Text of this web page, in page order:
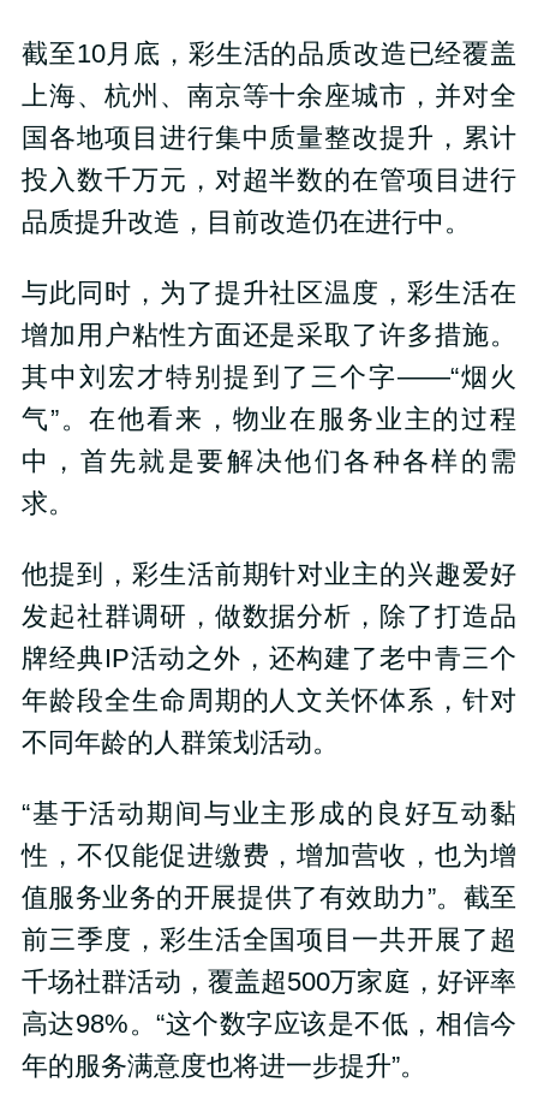
截至10月底，彩生活的品质改造已经覆盖
上海、杭州、南京等十余座城市，并对全
国各地项目进行集中质量整改提升，累计
投入数千万元，对超半数的在管项目进行
品质提升改造，目前改造仍在进行中。
与此同时，为了提升社区温度，彩生活在
增加用户粘性方面还是采取了许多措施。
其中刘宏才特别提到了三个字——“烟火
气”。在他看来，物业在服务业主的过程
中，首先就是要解决他们各种各样的需
求。
他提到，彩生活前期针对业主的兴趣爱好
发起社群调研，做数据分析，除了打造品
牌经典IP活动之外，还构建了老中青三个
年龄段全生命周期的人文关怀体系，针对
不同年龄的人群策划活动。
“基于活动期间与业主形成的良好互动黏
性，不仅能促进缴费，增加营收，也为增
值服务业务的开展提供了有效助力”。截至
前三季度，彩生活全国项目一共开展了超
千场社群活动，覆盖超500万家庭，好评率
高达98%。“这个数字应该是不低，相信今
年的服务满意度也将进一步提升”。